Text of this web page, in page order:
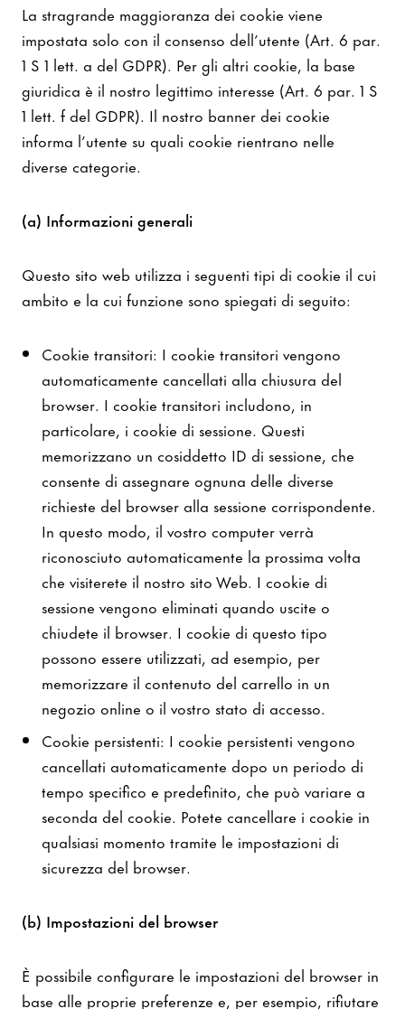
La stragrande maggioranza dei cookie viene
impostata solo con il consenso dell’utente (Art. 6 par.
1 S 1 lett. a del GDPR). Per gli altri cookie, la base
giuridica è il nostro legittimo interesse (Art. 6 par. 1 S
1 lett. f del GDPR). Il nostro banner dei cookie
informa l’utente su quali cookie rientrano nelle
diverse categorie.
(a) Informazioni generali
Questo sito web utilizza i seguenti tipi di cookie il cui
ambito e la cui funzione sono spiegati di seguito:
Cookie transitori: I cookie transitori vengono
automaticamente cancellati alla chiusura del
browser. I cookie transitori includono, in
particolare, i cookie di sessione. Questi
memorizzano un cosiddetto ID di sessione, che
consente di assegnare ognuna delle diverse
richieste del browser alla sessione corrispondente.
In questo modo, il vostro computer verrà
riconosciuto automaticamente la prossima volta
che visiterete il nostro sito Web. I cookie di
sessione vengono eliminati quando uscite o
chiudete il browser. I cookie di questo tipo
possono essere utilizzati, ad esempio, per
memorizzare il contenuto del carrello in un
negozio online o il vostro stato di accesso.
Cookie persistenti: I cookie persistenti vengono
cancellati automaticamente dopo un periodo di
tempo specifico e predefinito, che può variare a
seconda del cookie. Potete cancellare i cookie in
qualsiasi momento tramite le impostazioni di
sicurezza del browser.
(b) Impostazioni del browser
È possibile configurare le impostazioni del browser in
base alle proprie preferenze e, per esempio, rifiutare